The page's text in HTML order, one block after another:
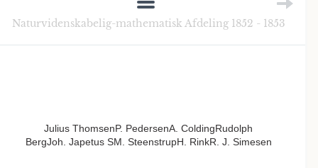
Naturvidenskabelig-mathematisk Afdeling 1852 - 1853
Julius ThomsenP. PedersenA. ColdingRudolph
BergJoh. Japetus SM. SteenstrupH. RinkR. J. Simesen